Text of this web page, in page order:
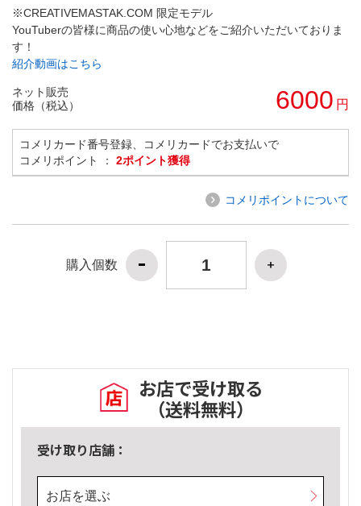
※CREATIVEMASTAK.COM 限定モデル
YouTuberの皆様に商品の使い心地などをご紹介いただいておりま
す！
紹介動画はこちら
ネット販売
価格（税込）
6000 円
コメリカード番号登録、コメリカードでお支払いで
コメリポイント ： 2ポイント獲得
コメリポイントについて
購入個数
お店で受け取る
（送料無料）
受け取り店舗：
お店を選ぶ